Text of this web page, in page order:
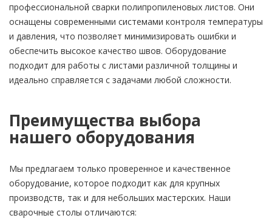
профессиональной сварки полипропиленовых листов. Они
оснащены современными системами контроля температуры
и давления, что позволяет минимизировать ошибки и
обеспечить высокое качество швов. Оборудование
подходит для работы с листами различной толщины и
идеально справляется с задачами любой сложности.
Преимущества выбора
нашего оборудования
Мы предлагаем только проверенное и качественное
оборудование, которое подходит как для крупных
производств, так и для небольших мастерских. Наши
сварочные столы отличаются: